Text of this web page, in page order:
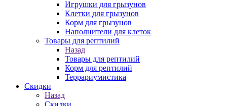
Игрушки для грызунов
Клетки для грызунов
Корм для грызунов
Наполнители для клеток
Товары для рептилий
Назад
Товары для рептилий
Корм для рептилий
Террариумистика
Скидки
Назад
Скидки